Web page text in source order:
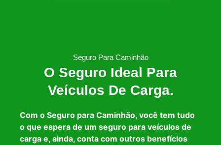
Seguro Para Caminhão
O Seguro Ideal Para
Veículos De Carga.
Com o Seguro para Caminhão, você tem tudo
o que espera de um seguro para veículos de
carga e, ainda, conta com outros benefícios